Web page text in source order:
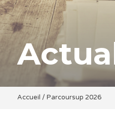
Accueil / Parcoursup 2026